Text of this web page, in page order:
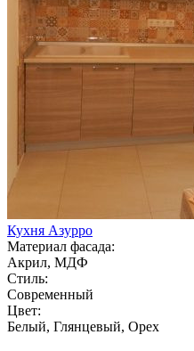
Кухня Азурро
Материал фасада:
Акрил, МДФ
Стиль:
Современный
Цвет:
Белый, Глянцевый, Орех